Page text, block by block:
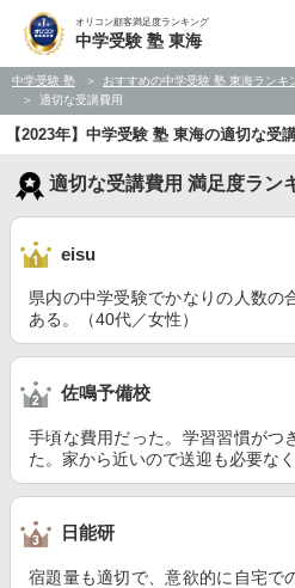
オリコン顧客満足度ランキング
中学受験 塾 東海
中学受験 塾 おすすめの中学受験 塾 東海ランキ
適切な受講費用
【2023年】中学受験 塾 東海の適切な受
適切な受講費用 満足度ラン
eisu
県内の中学受験でかなりの人数の
ある。（40代／女性）
佐鳴予備校
手頃な費用だった。学習習慣がつ
た。家から近いので送迎も必要な
日能研
宿題量も適切で、意欲的に自宅で